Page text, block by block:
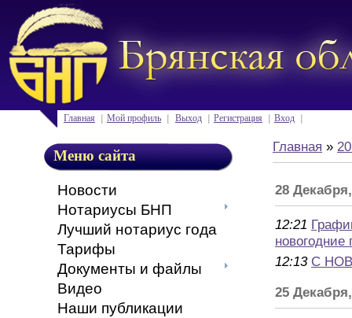
Главная Мой профиль Выход Регистрация Вход
Меню сайта
Новости
Нотариусы БНП
Лучший нотариус года
Тарифы
Документы и файлы
Видео
Наши публикации
Главная »
28
12:21
новогодние
12:13 С
25